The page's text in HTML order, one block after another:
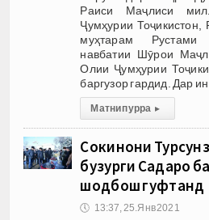
Раиси Маҷлиси
Ҷумҳурии
муҳтарам
навбатии Шӯрои
Олии Ҷумҳурии
баргузор гардид. Дар
Матни пурра ▸
Сокинони
бузурги Садаро
шодбош гуфтанд
🕔 13:37, 25.Янв 2021